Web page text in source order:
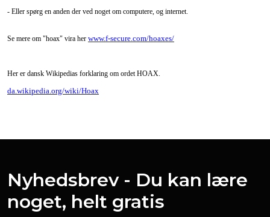
- Eller spørg en anden der ved noget om computere, og internet.
Se mere om "hoax" vira her www.f-secure.com/hoaxes/
Her er dansk Wikipedias forklaring om ordet HOAX.
da.wikipedia.org/wiki/Hoax
Nyhedsbrev - Du kan lære
noget, helt gratis